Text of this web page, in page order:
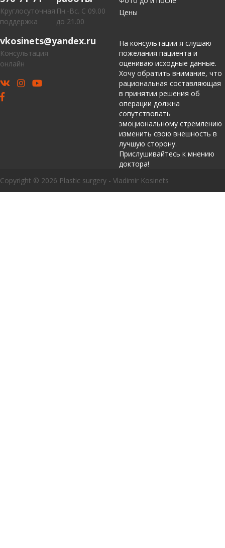
Круглосуточная
поддержка
vkosinets@yandex.ru
Консультация
онлайн
Пн.-Вс. С 09.00
до 21.00
Цены
На консультации я слушаю
пожелания пациента и
оцениваю исходные данные.
Хочу обратить внимание, что
рациональная составляющая
в принятии решения об
операции должна
сопутствовать
эмоциональному стремлению
изменить свою внешность в
лучшую сторону.
Прислушивайтесь к мнению
доктора!
Copyright © 2026 Plastic surgery - Vladimir Kosinets